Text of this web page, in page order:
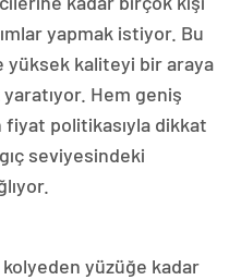
yapmak istiyor. Bu
yüksek kaliteyi bir araya
Hem geniş
politikasıyla dikkat
seviyesindeki
yüzüğe kadar